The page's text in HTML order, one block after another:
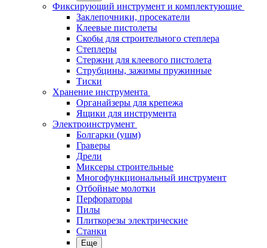
Фиксирующий инструмент и комплектующие
Заклепочники, просекатели
Клеевые пистолеты
Скобы для строительного степлера
Степлеры
Стержни для клеевого пистолета
Струбцины, зажимы пружинные
Тиски
Хранение инструмента
Органайзеры для крепежа
Ящики для инструмента
Электроинструмент
Болгарки (ушм)
Граверы
Дрели
Миксеры строительные
Многофункциональный инструмент
Отбойные молотки
Перфораторы
Пилы
Плиткорезы электрические
Станки
Еще